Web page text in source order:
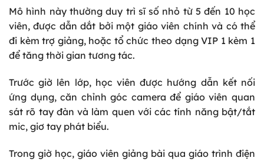
Mô hình này thường duy trì sĩ số nhỏ từ 5 đến 10 học
viên, được dẫn dắt bởi một giáo viên chính và có thể
đi kèm trợ giảng, hoặc tổ chức theo dạng VIP 1 kèm 1
để tăng thời gian tương tác.
Trước giờ lên lớp, học viên được hướng dẫn kết nối
ứng dụng, căn chỉnh góc camera để giáo viên quan
sát rõ tay đàn và làm quen với các tính năng bật/tắt
mic, giơ tay phát biểu.
Trong giờ học, giáo viên giảng bài qua giáo trình điện